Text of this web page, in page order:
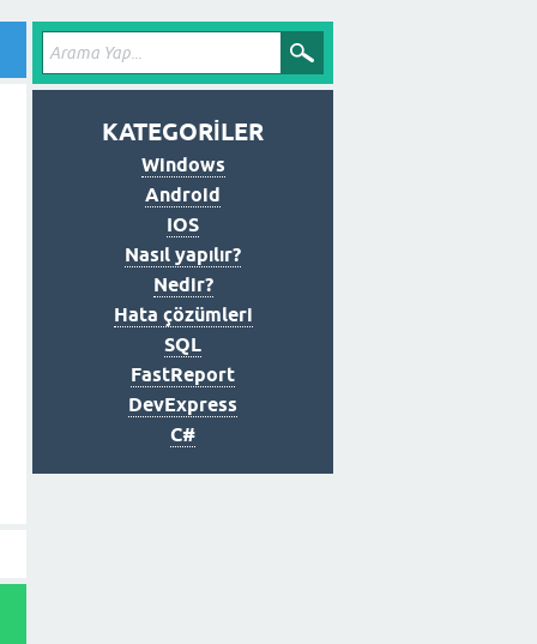
KATEGORİLER
Windows
Android
IOS
Nasıl yapılır?
Nedir?
Hata çözümleri
SQL
FastReport
DevExpress
C#